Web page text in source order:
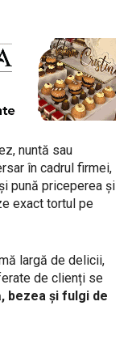
nuntă sau
în cadrul firmei,
pună priceperea și
exact tortul pe
largă de delicii,
de clienți se
bezea și fulgi de